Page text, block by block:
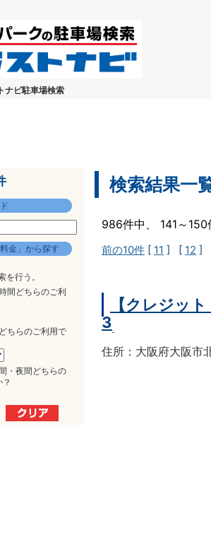
ナビ駐車場検索
料金」から探す
を行う。
間どちらのご利
ちらのご利用で
・夜間どちらの
検索結果一
986件中、 141～
前の10件 [ 11 ] [ 12 ]
【クレジッ
3
住所：大阪府大阪市